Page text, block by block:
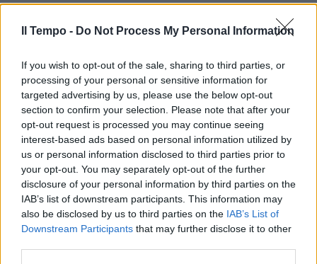
Il Tempo - Do Not Process My Personal Information
If you wish to opt-out of the sale, sharing to third parties, or
processing of your personal or sensitive information for
targeted advertising by us, please use the below opt-out
section to confirm your selection. Please note that after your
opt-out request is processed you may continue seeing
interest-based ads based on personal information utilized by
us or personal information disclosed to third parties prior to
your opt-out. You may separately opt-out of the further
disclosure of your personal information by third parties on the
IAB’s list of downstream participants. This information may
also be disclosed by us to third parties on the IAB’s List of
Downstream Participants that may further disclose it to other
La stagione estiva parte male
30/06/2010
«A Capannelle situazione
drammatica»
20/06/2010